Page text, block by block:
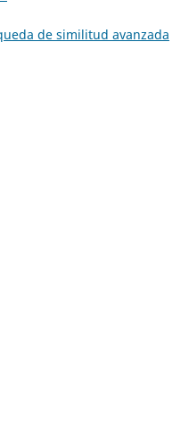
de similitud avanzada